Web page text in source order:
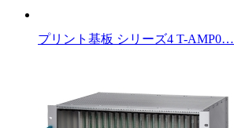
プリント基板 シリーズ4 T-AMP0…